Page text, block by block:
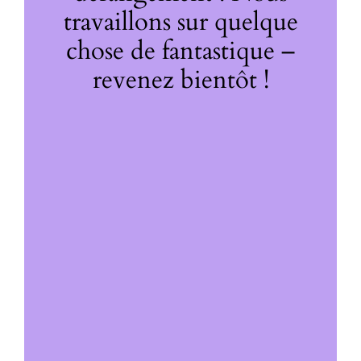
travaillons sur quelque
chose de fantastique –
revenez bientôt !